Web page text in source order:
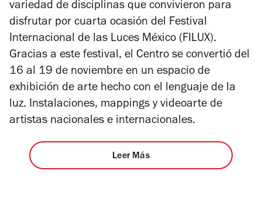
variedad de disciplinas que convivieron para
disfrutar por cuarta ocasión del Festival
Internacional de las Luces México (FILUX).
Gracias a este festival, el Centro se convertió del
16 al 19 de noviembre en un espacio de
exhibición de arte hecho con el lenguaje de la
luz. Instalaciones, mappings y videoarte de
artistas nacionales e internacionales.
Leer Más